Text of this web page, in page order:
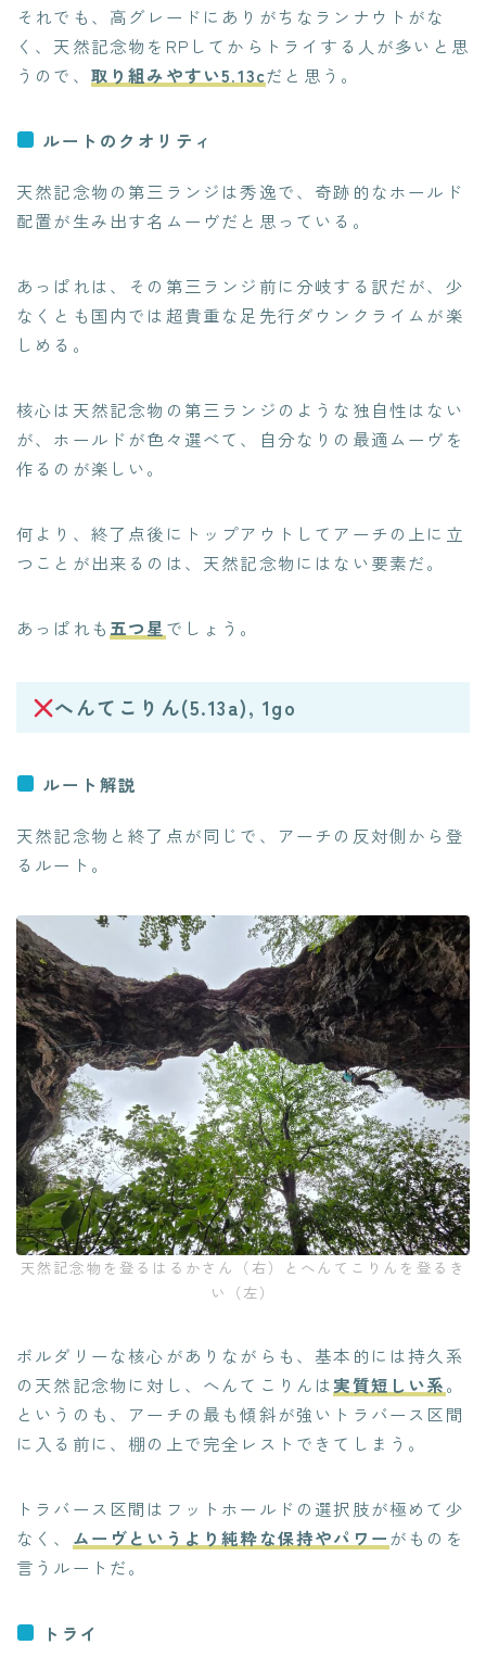
それでも、高グレードにありがちなランナウトがな
く、天然記念物をRPしてからトライする人が多いと思
うので、 取り組みやすい5.13cだと思う。
ルートのクオリティ
天然記念物の第三ランジは秀逸で、奇跡的なホールド
配置が生み出す名ムーヴだと思っている。
あっぱれは、その第三ランジ前に分岐する訳だが、少
なくとも国内では超貴重な足先行ダウンクライムが楽
しめる。
核心は天然記念物の第三ランジのような独自性はない
が、ホールドが色々選べて、自分なりの最適ムーヴを
作るのが楽しい。
何より、終了点後にトップアウトしてアーチの上に立
つことが出来るのは、天然記念物にはない要素だ。
あっぱれも 五つ星 でしょう。
へんてこりん(5.13a), 1go
ルート解説
天然記念物と終了点が同じで、アーチの反対側から登
るルート。
天然記念物を登るはるかさん（右）とへんてこりんを登るき
い（左）
ボルダリーな核心がありながらも、基本的には持久系
の天然記念物に対し、へんてこりんは実質短しい系。
というのも、アーチの最も傾斜が強いトラバース区間
に入る前に、棚の上で完全レストできてしまう。
トラバース区間はフットホールドの選択肢が極めて少
なく、 ムーヴというより純粋な保持やパワー がものを
言うルートだ。
トライ